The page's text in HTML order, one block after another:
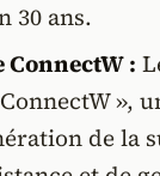
30 ans.
:
»,
de la